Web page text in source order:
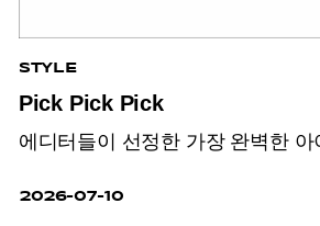
STYLE
Pick Pick Pick
에디터들이 선정한 가장 완벽한 아
2026-07-10